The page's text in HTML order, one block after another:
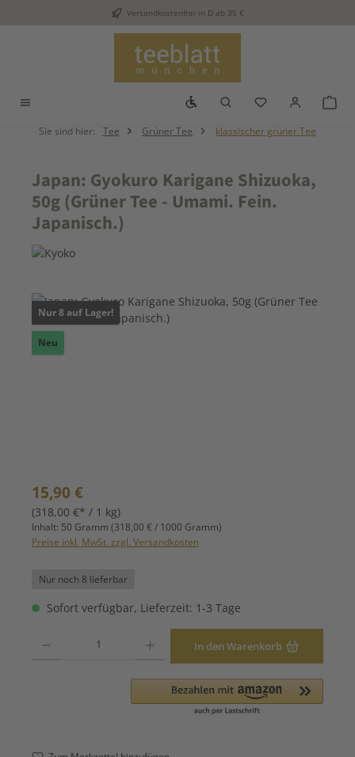
Zum Hauptinhalt springenVersandkostenfrei in D ab 35 €
Werkzeugleiste anzeigen
Du hast 0
Sie sind hier: Tee Grüner Tee klassischer grüner Tee
Japan: Gyokuro Karigane Shizuoka,
50g (Grüner Tee - Umami. Fein.
Japanisch.)
Bildergalerie überspringen
Nur 8 auf Lager!
Neu
Regulärer Preis:
15,90 €
(318,00 €* / 1 kg)
Inhalt: 50 Gramm (318,00 € / 1000 Gramm)
Preise inkl. MwSt. zzgl. Versandkosten
Nur noch 8 lieferbar
Sofort verfügbar, Lieferzeit: 1-3 Tage
In den Warenkorb